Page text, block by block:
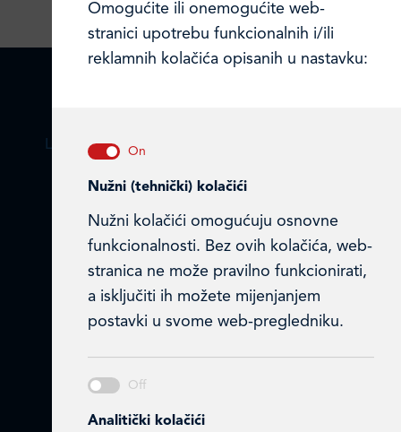
LEDO PLUS D.O.O.
Ulica Julija Knifera 10,
10000 Zagreb, Hrvatska
Email:ledo@ledo.hr
OIB 07179054100
Matični broj (MB): 4938763
Omogućite ili onemogućite web-
stranici upotrebu funkcionalnih i/ili
reklamnih kolačića opisanih u nastavku:
Nužni (tehnički) kolačići
Nužni kolačići omogućuju osnovne
funkcionalnosti. Bez ovih kolačića, web-
stranica ne može pravilno funkcionirati,
a isključiti ih možete mijenjanjem
postavki u svome web-pregledniku.
Analitički kolačići